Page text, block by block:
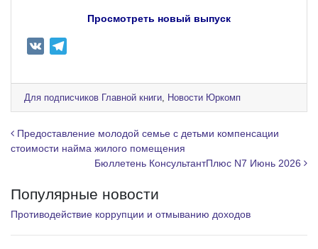
Просмотреть новый выпуск
e
g
r
a
Для подписчиков Главной книги, Новости Юркомп
Навигация по записям
Предоставление молодой семье с детьми компенсации
стоимости найма жилого помещения
Бюллетень КонсультантПлюс N7 Июнь 2026
Популярные новости
Противодействие коррупции и отмыванию доходов